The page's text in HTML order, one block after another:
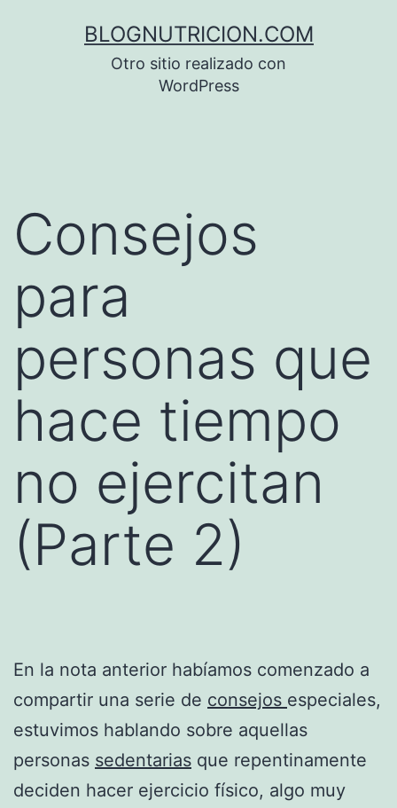
BLOGNUTRICION.COM
Otro sitio realizado con
WordPress
Consejos
para
personas que
hace tiempo
no ejercitan
(Parte 2)
En la nota anterior habíamos comenzado a
compartir una serie de consejos especiales,
estuvimos hablando sobre aquellas
personas sedentarias que repentinamente
deciden hacer ejercicio físico, algo muy